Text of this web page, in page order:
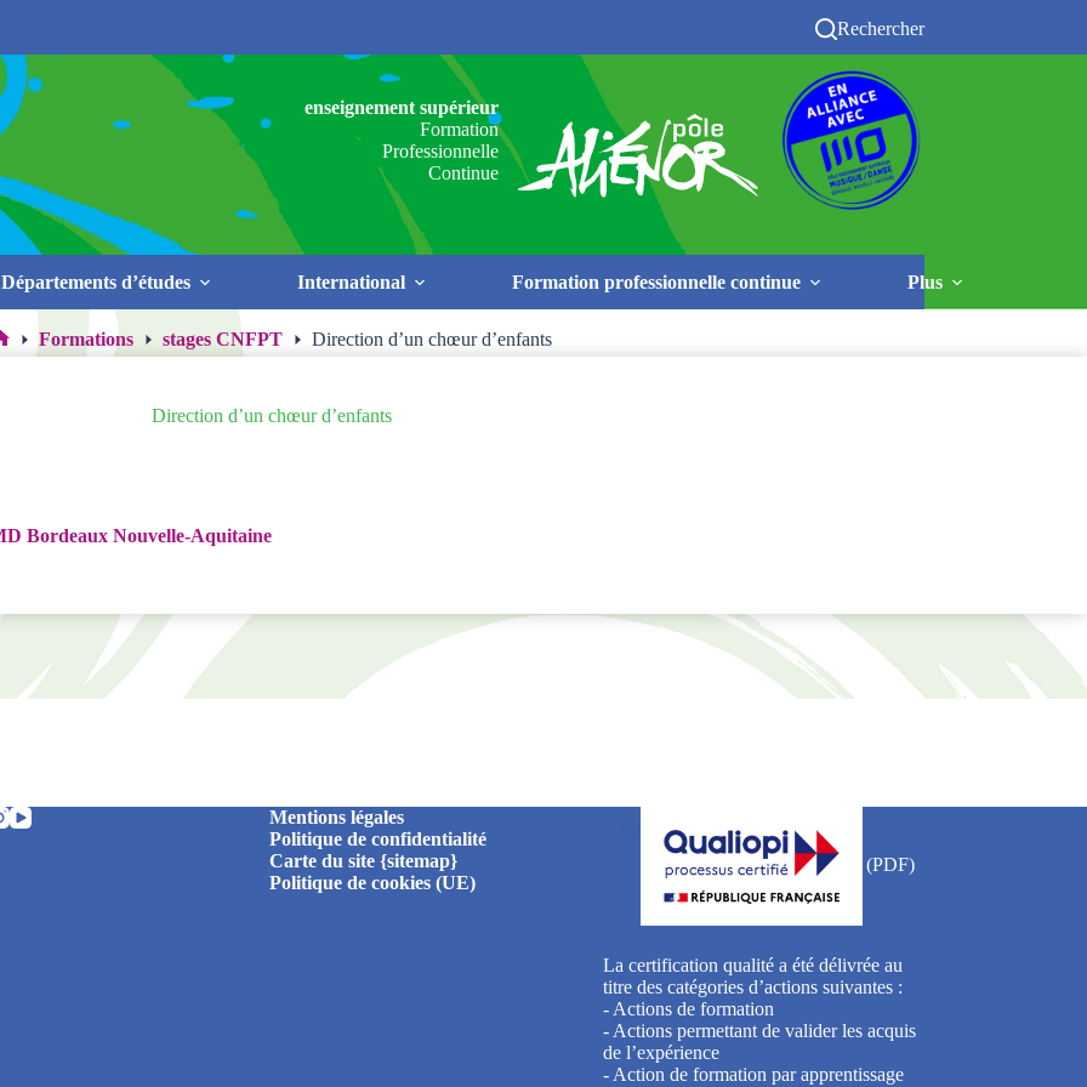
Rechercher
enseignement supérieur
Formation
Professionnelle
Continue
Départements d’études International Formation professionnelle continue Plus
Accueil
Formations stages CNFPT Direction d’un chœur d’enfants
Direction d’un chœur d’enfants
Bordeaux Nouvelle-Aquitaine
Mentions légales
Politique de confidentialité
Carte du site {sitemap}
Politique de cookies (UE)
La certification qualité a été délivrée au
titre des catégories d’actions suivantes :
- Actions de formation
- Actions permettant de valider les acquis
de l’expérience
- Action de formation par apprentissage